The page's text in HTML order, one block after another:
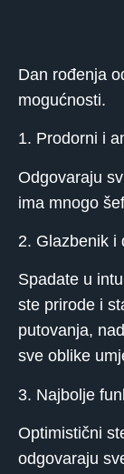
Dan rođenja
mogućnosti.
1. Prodorni i
Odgovaraju
ima mnogo
2. Glazbenik i
Spadate u
ste prirode i
putovanja,
sve oblike
3. Najbolje
Optimistični
odgovaraju